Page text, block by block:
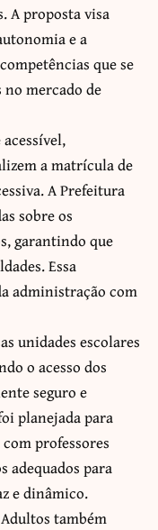
A proposta visa
e a
que se
no mercado de
a matrícula de
A Prefeitura
sobre os
garantindo que
Essa
administração com
unidades escolares
o acesso dos
seguro e
planejada para
professores
adequados para
e dinâmico.
também